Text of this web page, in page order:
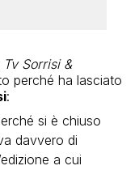
Tv Sorrisi &
perché ha lasciato
:
si è chiuso
davvero di
a cui